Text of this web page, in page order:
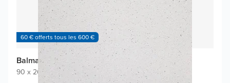
60 € offerts tous les 600 €
Balmani Piatto revêtement mural de douche
90 x 260 cm Sahara Solid Surface